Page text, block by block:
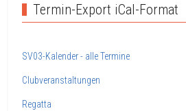
Termin-Export iCal-Format
SV03-Kalender - alle Termine
Clubveranstaltungen
Regatta